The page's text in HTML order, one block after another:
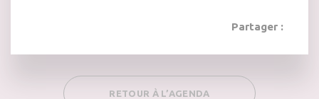
Partager :
RETOUR À L’AGENDA